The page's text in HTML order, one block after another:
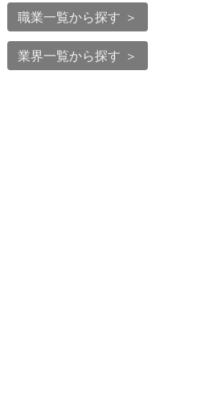
職業一覧から探す ＞
業界一覧から探す ＞